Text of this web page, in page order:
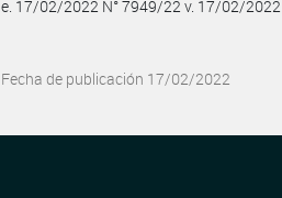
e. 17/02/2022 N° 7949/22 v. 17/02/2022
Fecha de publicación 17/02/2022